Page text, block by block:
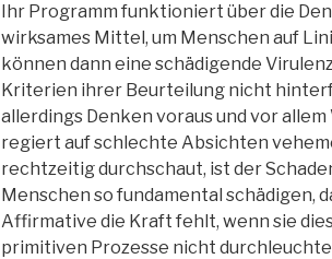
Ihr Programm funktioniert über die
wirksames Mittel, um Menschen auf
können dann eine schädigende
Kriterien ihrer Beurteilung nicht
allerdings Denken voraus und vor
regiert auf schlechte Absichten
rechtzeitig durchschaut, ist der
Menschen so fundamental schädigen,
Affirmative die Kraft fehlt, wenn sie
primitiven Prozesse nicht